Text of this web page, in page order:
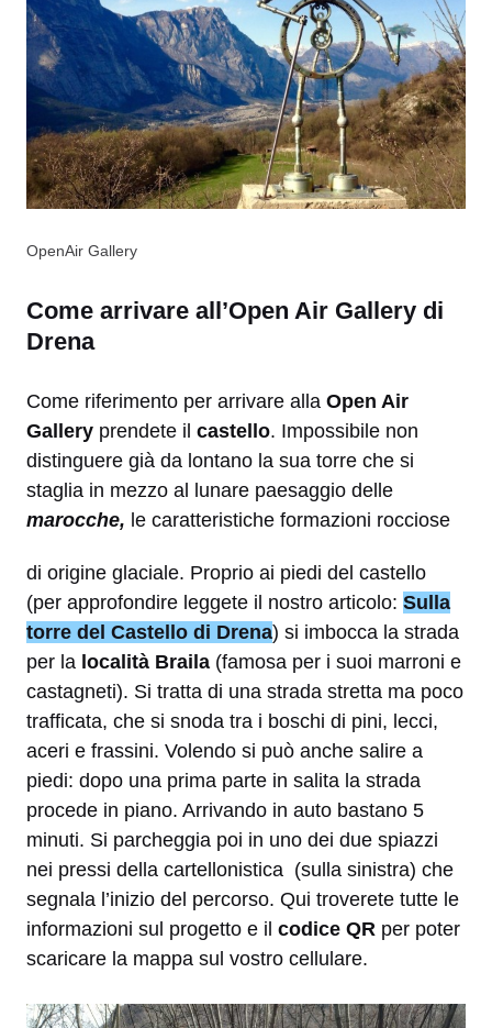
OpenAir Gallery
Come arrivare all’Open Air Gallery di
Drena
Come riferimento per arrivare alla Open Air
Gallery prendete il castello. Impossibile non
distinguere già da lontano la sua torre che si
staglia in mezzo al lunare paesaggio delle
marocche, le caratteristiche formazioni rocciose
di origine glaciale. Proprio ai piedi del castello
(per approfondire leggete il nostro articolo: Sulla
torre del Castello di Drena) si imbocca la strada
per la località Braila (famosa per i suoi marroni e
castagneti). Si tratta di una strada stretta ma poco
trafficata, che si snoda tra i boschi di pini, lecci,
aceri e frassini. Volendo si può anche salire a
piedi: dopo una prima parte in salita la strada
procede in piano. Arrivando in auto bastano 5
minuti. Si parcheggia poi in uno dei due spiazzi
nei pressi della cartellonistica (sulla sinistra) che
segnala l’inizio del percorso. Qui troverete tutte le
informazioni sul progetto e il codice QR per poter
scaricare la mappa sul vostro cellulare.